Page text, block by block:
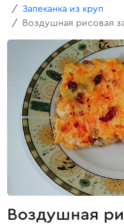
Запеканка из круп
Воздушная рисовая
Воздушная